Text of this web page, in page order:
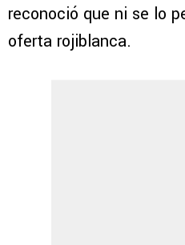
reconoció que ni se lo
oferta rojiblanca.